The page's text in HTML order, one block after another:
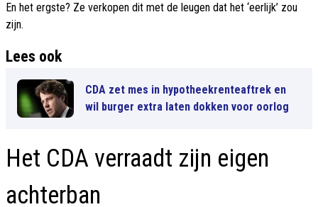
En het ergste? Ze verkopen dit met de leugen dat het ‘eerlijk’ zou
zijn.
Lees ook
CDA zet mes in hypotheekrenteaftrek en
wil burger extra laten dokken voor oorlog
Het CDA verraadt zijn eigen
achterban